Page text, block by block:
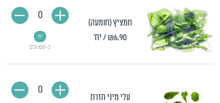
חמציץ (חומעה)
₪6.90/ יח'
כ-100 גרם
יח'
0
עלי מיני חזרת
0